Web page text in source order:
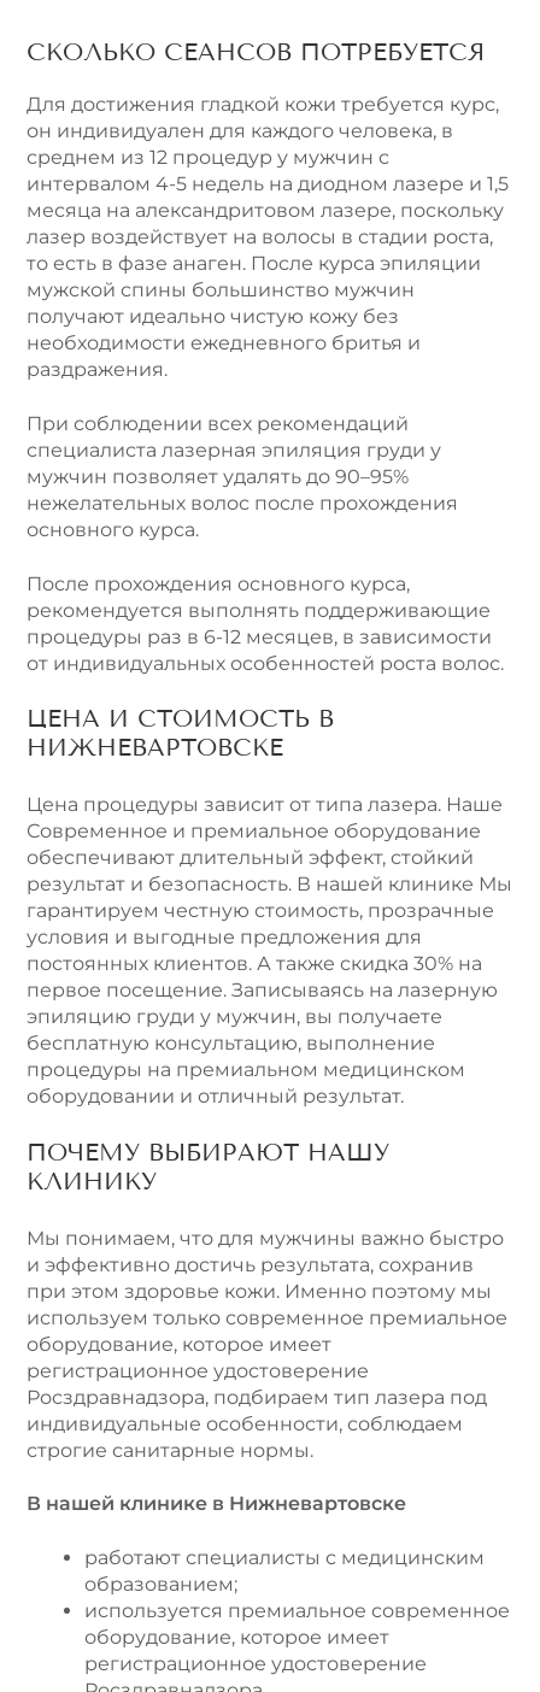
СКОЛЬКО СЕАНСОВ ПОТРЕБУЕТСЯ
Для достижения гладкой кожи требуется курс,
он индивидуален для каждого человека, в
среднем из 12 процедур у мужчин с
интервалом 4-5 недель на диодном лазере и 1,5
месяца на александритовом лазере, поскольку
лазер воздействует на волосы в стадии роста,
то есть в фазе анаген. После курса эпиляции
мужской спины большинство мужчин
получают идеально чистую кожу без
необходимости ежедневного бритья и
раздражения.
При соблюдении всех рекомендаций
специалиста лазерная эпиляция груди у
мужчин позволяет удалять до 90–95%
нежелательных волос после прохождения
основного курса.
После прохождения основного курса,
рекомендуется выполнять поддерживающие
процедуры раз в 6-12 месяцев, в зависимости
от индивидуальных особенностей роста волос.
ЦЕНА И СТОИМОСТЬ В
НИЖНЕВАРТОВСКЕ
Цена процедуры зависит от типа лазера. Наше
Современное и премиальное оборудование
обеспечивают длительный эффект, стойкий
результат и безопасность. В нашей клинике Мы
гарантируем честную стоимость, прозрачные
условия и выгодные предложения для
постоянных клиентов. А также скидка 30% на
первое посещение. Записываясь на лазерную
эпиляцию груди у мужчин, вы получаете
бесплатную консультацию, выполнение
процедуры на премиальном медицинском
оборудовании и отличный результат.
ПОЧЕМУ ВЫБИРАЮТ НАШУ
КЛИНИКУ
Мы понимаем, что для мужчины важно быстро
и эффективно достичь результата, сохранив
при этом здоровье кожи. Именно поэтому мы
используем только современное премиальное
оборудование, которое имеет
регистрационное удостоверение
Росздравнадзора, подбираем тип лазера под
индивидуальные особенности, соблюдаем
строгие санитарные нормы.
В нашей клинике в Нижневартовске
работают специалисты с медицинским
образованием;
используется премиальное современное
оборудование, которое имеет
регистрационное удостоверение